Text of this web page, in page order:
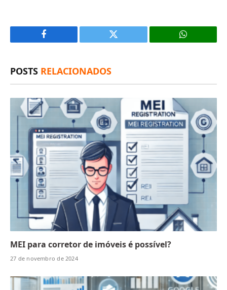
Facebook
X
POSTS RELACIONADOS
MEI para corretor de imóveis é possível?
27 de novembro de 2024